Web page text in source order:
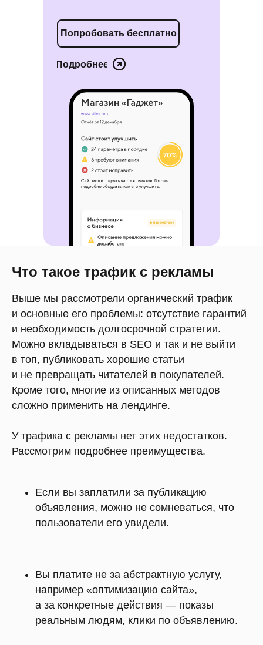
Попробовать бесплатно
Подробнее
Что такое трафик с рекламы
Выше мы рассмотрели органический трафик
и основные его проблемы: отсутствие гарантий
и необходимость долгосрочной стратегии.
Можно вкладываться в SEO и так и не выйти
в топ, публиковать хорошие статьи
и не превращать читателей в покупателей.
Кроме того, многие из описанных методов
сложно применить на лендинге.
У трафика с рекламы нет этих недостатков.
Рассмотрим подробнее преимущества.
Если вы заплатили за публикацию
объявления, можно не сомневаться, что
пользователи его увидели.
Вы платите не за абстрактную услугу,
например «оптимизацию сайта»,
а за конкретные действия — показы
реальным людям, клики по объявлению.